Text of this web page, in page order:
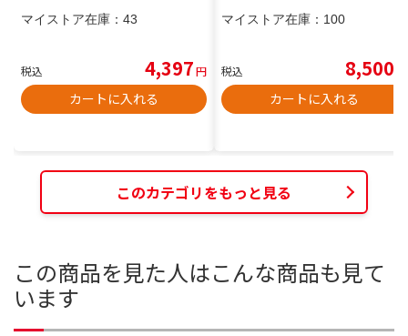
マイストア在庫： 43
税込 4,397円
カートに入れる
マイストア在庫： 100
税込 8,500
カートに入れる
このカテゴリをもっと見る
この商品を見た人はこんな商品も見て
います